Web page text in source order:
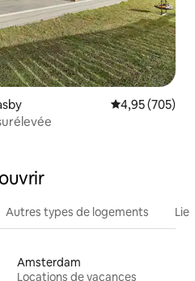
Évaluation
4,95 (705)
Autres types de logements
Amsterdam
Locations de vacances